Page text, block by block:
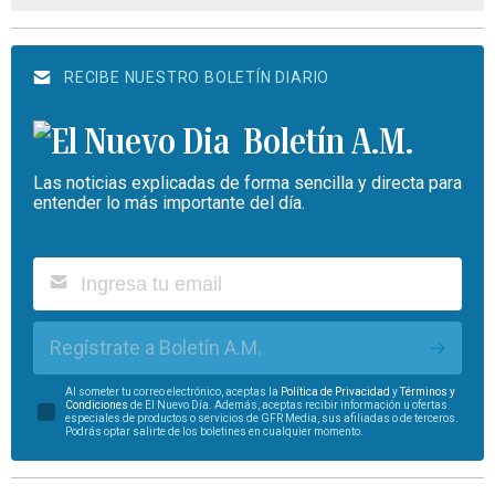
RECIBE NUESTRO BOLETÍN DIARIO
Boletín A.M.
Las noticias explicadas de forma sencilla y directa para
entender lo más importante del día.
Regístrate a Boletín A.M.
Al someter tu correo electrónico, aceptas la Política de Privacidad yTérminos y
Condiciones de El Nuevo Día. Además, aceptas recibir información u ofertas
especiales de productos o servicios de GFR Media, sus afiliadas o de terceros.
Podrás optar salirte de los boletines en cualquier momento.